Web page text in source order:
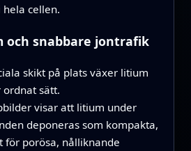
cellen.
och snabbare jontrafik
skikt på plats växer litium
sätt.
visar att litium under
deponeras som kompakta,
för porösa, nålliknande